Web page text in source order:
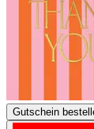
Gutschein